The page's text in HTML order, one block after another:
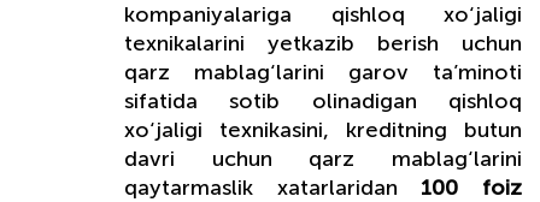
kompaniyalariga qishloq xo‘jaligi
texnikalarini yetkazib berish uchun
qarz mablag‘larini garov ta’minoti
sifatida sotib olinadigan qishloq
xo‘jaligi texnikasini, kreditning butun
davri uchun qarz mablag‘larini
qaytarmaslik xatarlaridan 100 foiz